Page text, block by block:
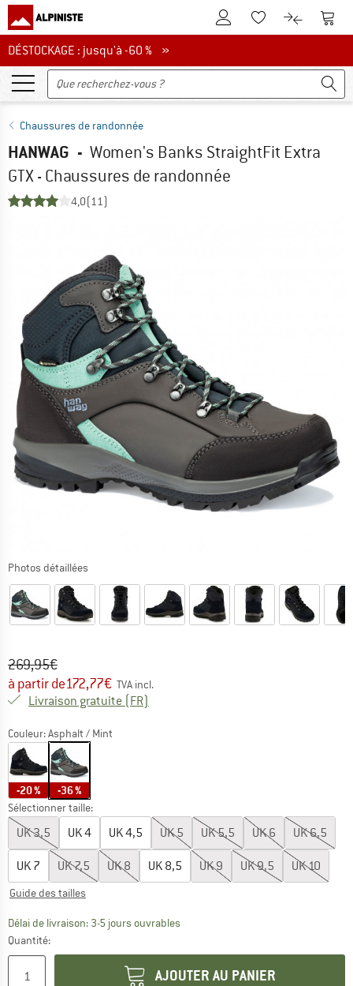
Vers le compte client
Vers la liste
Vers le
DÉSTOCKAGE : jusqu'à -60 %
DÉSTOCKAGE : jusqu'à -60 % »
Chaussures de randonnée
HANWAG - Women's Banks StraightFit Extra
GTX - Chaussures de randonnée
4,0(11)
Photos détaillées
Prix initial :
269,95€
Prix:
à partir de172,77€ TVA incl.
Livraison gratuite (FR)
Couleur:Asphalt / Mint
-20 % -36 %
Sélectionner taille:
UK3,5 UK4 UK4,5 UK5 UK5,5 UK6 UK6,5
UK 7 UK7,5 UK8 UK 8,5 UK9 UK9,5 UK10
Guide des tailles
Délai de livraison: 3-5 jours ouvrablesLe lien s'ouvre dans une boîte
Quantité:
AJOUTER AU PANIER